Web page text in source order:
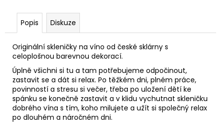
Popis Diskuze
Originální skleničky na víno od české sklárny s
celoplošnou barevnou dekorací.
Úplně všichni si tu a tam potřebujeme odpočinout,
zastavit se a dát si relax. Po těžkém dni, plném práce,
povinností a stresu si večer, třeba po uložení dětí ke
spánku se konečně zastavit a v klidu vychutnat skleničku
dobrého vína s tím, koho milujete a užít si společný relax
po dlouhém a náročném dni.